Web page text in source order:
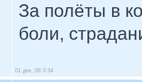
За полёты в
боли,
01 дек, 08 3:34